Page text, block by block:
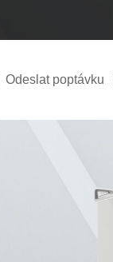
Odeslat poptávku